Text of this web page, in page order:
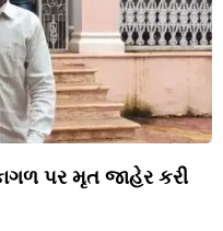
પર મૃત જાહેર કરી